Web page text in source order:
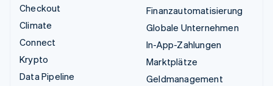
Checkout
Climate
Connect
Krypto
Data Pipeline
Finanzautomatisierung
Globale Unternehmen
In-App-Zahlungen
Marktplätze
Geldmanagement